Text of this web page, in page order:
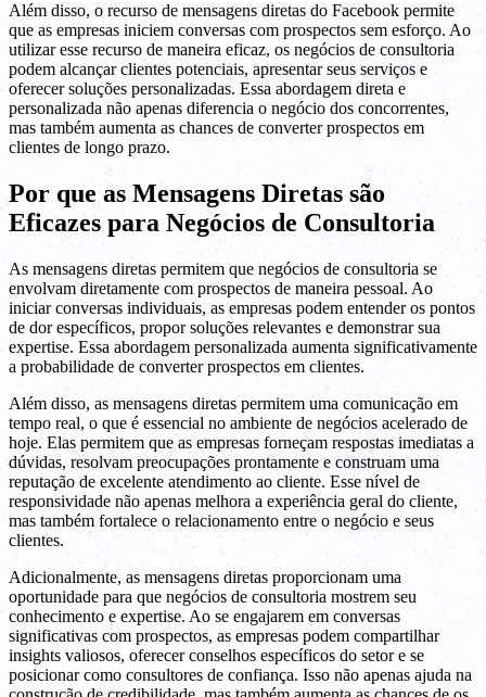
Além disso, o recurso de mensagens diretas do Facebook permite
que as empresas iniciem conversas com prospectos sem esforço. Ao
utilizar esse recurso de maneira eficaz, os negócios de consultoria
podem alcançar clientes potenciais, apresentar seus serviços e
oferecer soluções personalizadas. Essa abordagem direta e
personalizada não apenas diferencia o negócio dos concorrentes,
mas também aumenta as chances de converter prospectos em
clientes de longo prazo.
Por que as Mensagens Diretas são
Eficazes para Negócios de Consultoria
As mensagens diretas permitem que negócios de consultoria se
envolvam diretamente com prospectos de maneira pessoal. Ao
iniciar conversas individuais, as empresas podem entender os pontos
de dor específicos, propor soluções relevantes e demonstrar sua
expertise. Essa abordagem personalizada aumenta significativamente
a probabilidade de converter prospectos em clientes.
Além disso, as mensagens diretas permitem uma comunicação em
tempo real, o que é essencial no ambiente de negócios acelerado de
hoje. Elas permitem que as empresas forneçam respostas imediatas a
dúvidas, resolvam preocupações prontamente e construam uma
reputação de excelente atendimento ao cliente. Esse nível de
responsividade não apenas melhora a experiência geral do cliente,
mas também fortalece o relacionamento entre o negócio e seus
clientes.
Adicionalmente, as mensagens diretas proporcionam uma
oportunidade para que negócios de consultoria mostrem seu
conhecimento e expertise. Ao se engajarem em conversas
significativas com prospectos, as empresas podem compartilhar
insights valiosos, oferecer conselhos específicos do setor e se
posicionar como consultores de confiança. Isso não apenas ajuda na